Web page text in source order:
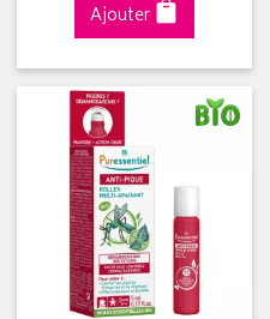
Ajouter